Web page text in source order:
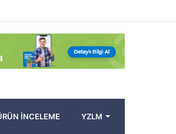
yap
...
Bölmesi
Makale
Ol
İNCELEME YZLM